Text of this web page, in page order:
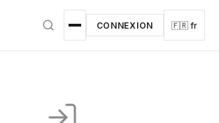
CONNEXION 🇫🇷 fr